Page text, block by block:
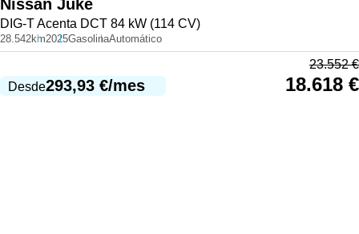
Nissan Juke
DIG-T Acenta DCT 84 kW (114 CV)
28.542km2025GasolinaAutomático
Desde293,93 €/mes
23.552€
18.618 €